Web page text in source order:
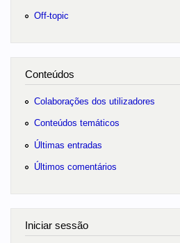
Off-topic
Conteúdos
Colaborações dos utilizadores
Conteúdos temáticos
Últimas entradas
Últimos comentários
Iniciar sessão